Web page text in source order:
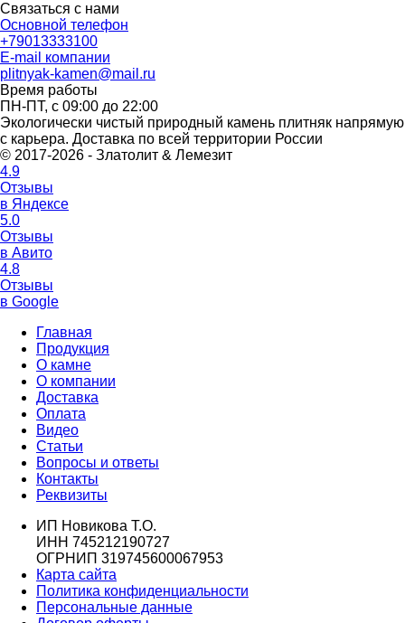
Связаться с нами
Основной телефон
+79013333100
E-mail компании
plitnyak-kamen@mail.ru
Время работы
ПН-ПТ, с 09:00 до 22:00
Экологически чистый природный камень плитняк напрямую
с карьера. Доставка по всей территории России
© 2017-2026 - Златолит & Лемезит
4.9
Отзывы
в Яндексе
5.0
Отзывы
в Авито
4.8
Отзывы
в Google
Главная
Продукция
О камне
О компании
Доставка
Оплата
Видео
Статьи
Вопросы и ответы
Контакты
Реквизиты
ИП Новикова Т.О.
ИНН 745212190727
ОГРНИП 319745600067953
Карта сайта
Политика конфиденциальности
Персональные данные